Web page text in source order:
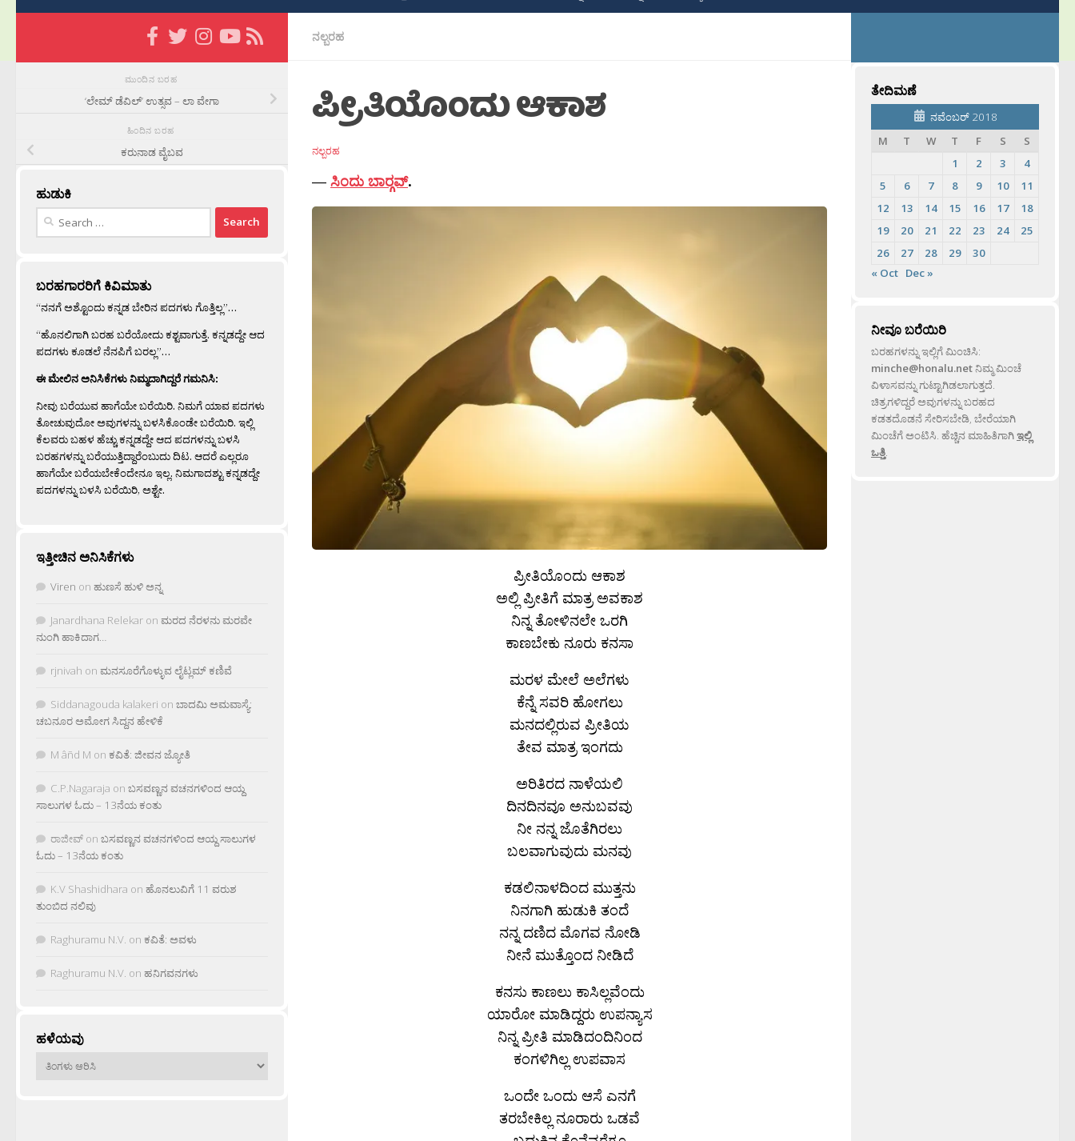
ನಲ್ಬರಹ
ಪ್ರೀತಿಯೊಂದು ಆಕಾಶ
ನಲ್ಬರಹ
— ಸಿಂದು ಬಾರ‍್ಗವ್.
ಪ್ರೀತಿಯೊಂದು ಆಕಾಶ
ಅಲ್ಲಿ ಪ್ರೀತಿಗೆ ಮಾತ್ರ ಅವಕಾಶ
ನಿನ್ನ ತೋಳಿನಲೇ ಒರಗಿ
ಕಾಣಬೇಕು ನೂರು ಕನಸಾ
ಮರಳ ಮೇಲೆ ಅಲೆಗಳು
ಕೆನ್ನೆ ಸವರಿ ಹೋಗಲು
ಮನದಲ್ಲಿರುವ ಪ್ರೀತಿಯ
ತೇವ ಮಾತ್ರ ಇಂಗದು
ಅರಿತಿರದ ನಾಳೆಯಲಿ
ದಿನದಿನವೂ ಅನುಬವವು
ನೀ ನನ್ನ ಜೊತೆಗಿರಲು
ಬಲವಾಗುವುದು ಮನವು
ಕಡಲಿನಾಳದಿಂದ ಮುತ್ತನು
ನಿನಗಾಗಿ ಹುಡುಕಿ ತಂದೆ
ನನ್ನ ದಣಿದ ಮೊಗವ ನೋಡಿ
ನೀನೆ ಮುತ್ತೊಂದ ನೀಡಿದೆ
ಕನಸು ಕಾಣಲು ಕಾಸಿಲ್ಲವೆಂದು
ಯಾರೋ ಮಾಡಿದ್ದರು ಉಪನ್ಯಾಸ
ನಿನ್ನ ಪ್ರೀತಿ ಮಾಡಿದಂದಿನಿಂದ
ಕಂಗಳಿಗಿಲ್ಲ ಉಪವಾಸ
ಒಂದೇ ಒಂದು ಆಸೆ ಎನಗೆ
ತರಬೇಕಿಲ್ಲ ನೂರಾರು ಒಡವೆ
ಮುಂದಿನ ಬರಹ
‘ಲೇಮ್ ಡೆವಿಲ್’ ಉತ್ಸವ – ಲಾ ವೇಗಾ
ಹಿಂದಿನ ಬರಹ
ಕರುನಾಡ ವೈಬವ
ಹುಡುಕಿ
Search
ಬರಹಗಾರರಿಗೆ ಕಿವಿಮಾತು
“ನನಗೆ ಅಶ್ಟೊಂದು ಕನ್ನಡ ಬೇರಿನ ಪದಗಳು ಗೊತ್ತಿಲ್ಲ”…
“ಹೊನಲಿಗಾಗಿ ಬರಹ ಬರೆಯೋದು ಕಶ್ಟವಾಗುತ್ತೆ. ಕನ್ನಡದ್ದೇ ಆದ
ಪದಗಳು ಕೂಡಲೆ ನೆನಪಿಗೆ ಬರಲ್ಲ”…
ಈ ಮೇಲಿನ ಅನಿಸಿಕೆಗಳು ನಿಮ್ಮದಾಗಿದ್ದರೆ ಗಮನಿಸಿ:
ನೀವು ಬರೆಯುವ ಹಾಗೆಯೇ ಬರೆಯಿರಿ. ನಿಮಗೆ ಯಾವ ಪದಗಳು
ತೋಚುವುದೋ ಅವುಗಳನ್ನು ಬಳಸಿಕೊಂಡೇ ಬರೆಯಿರಿ. ಇಲ್ಲಿ
ಕೆಲವರು ಬಹಳ ಹೆಚ್ಚು ಕನ್ನಡದ್ದೇ ಆದ ಪದಗಳನ್ನು ಬಳಸಿ
ಬರಹಗಳನ್ನು ಬರೆಯುತ್ತಿದ್ದಾರೆಂಬುದು ದಿಟ. ಆದರೆ ಎಲ್ಲರೂ
ಹಾಗೆಯೇ ಬರೆಯಬೇಕೆಂದೇನೂ ಇಲ್ಲ. ನಿಮಗಾದಶ್ಟು ಕನ್ನಡದ್ದೇ
ಪದಗಳನ್ನು ಬಳಸಿ ಬರೆಯಿರಿ, ಅಶ್ಟೇ.
ಇತ್ತೀಚಿನ ಅನಿಸಿಕೆಗಳು
Viren on ಹುಣಸೆ ಹುಳಿ ಅನ್ನ
Janardhana Relekar on ಮರದ ನೆರಳನು ಮರವೇ
ನುಂಗಿ ಹಾಕಿದಾಗ…
rjnivah on ಮನಸೂರೆಗೊಳ್ಳುವ ಲೈಟ್ಲಮ್ ಕಣಿವೆ
Siddanagouda kalakeri on ಬಾದಮಿ ಅಮವಾಸ್ಯೆ:
ಚಬನೂರ ಅಮೋಗ ಸಿದ್ದನ ಹೇಳಿಕೆ
M âñd M on ಕವಿತೆ: ಜೀವನ ಜ್ಯೋತಿ
C.P.Nagaraja on ಬಸವಣ್ಣನ ವಚನಗಳಿಂದ ಆಯ್ದ
ಸಾಲುಗಳ ಓದು – 13ನೆಯ ಕಂತು
ರಾಜೀವ್ on ಬಸವಣ್ಣನ ವಚನಗಳಿಂದ ಆಯ್ದ ಸಾಲುಗಳ
ಓದು – 13ನೆಯ ಕಂತು
K.V Shashidhara on ಹೊನಲುವಿಗೆ 11 ವರುಶ
ತುಂಬಿದ ನಲಿವು
Raghuramu N.V. on ಕವಿತೆ: ಅವಳು
Raghuramu N.V. on ಹನಿಗವನಗಳು
ಹಳೆಯವು
ಹಳೆಯವು
ತೇದಿಮಣೆ
ನವೆಂಬರ್ 2018
M
T W T F S
S
1
2 3
4
5
6 7 8 9 10
11
12
13 14 15 16 17
18
19
20 21 22 23 24
25
26
27 28 29
30
« Oct Dec »
ನೀವೂ ಬರೆಯಿರಿ
ಬರಹಗಳನ್ನು ಇಲ್ಲಿಗೆ ಮಿಂಚಿಸಿ:
minche@honalu.netನಿಮ್ಮ ಮಿಂಚೆ
ವಿಳಾಸವನ್ನು ಗುಟ್ಟಾಗಿಡಲಾಗುತ್ತದೆ.
ಚಿತ್ರಗಳಿದ್ದರೆ ಅವುಗಳನ್ನು ಬರಹದ
ಕಡತದೊಡನೆ ಸೇರಿಸಬೇಡಿ, ಬೇರೆಯಾಗಿ
ಮಿಂಚೆಗೆ ಅಂಟಿಸಿ. ಹೆಚ್ಚಿನ ಮಾಹಿತಿಗಾಗಿಇಲ್ಲಿ
ಒತ್ತಿ.